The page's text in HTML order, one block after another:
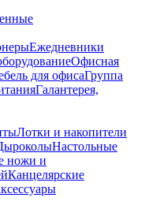
Ежедневники
Офисная
для офисаГруппа
Галантерея,
Лотки и накопители
Настольные
ножи и
Канцелярские